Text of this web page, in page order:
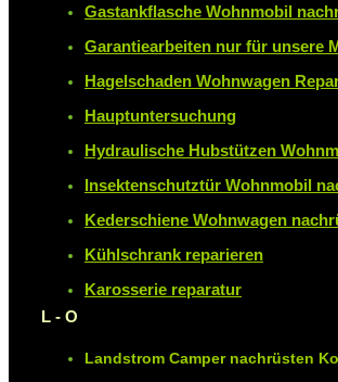
Gastankflasche Wohnmobil
Garantiearbeiten nur für unsere
Hagelschaden Wohnwagen
Hauptuntersuchung
Hydraulische Hubstützen
Insektenschutztür Wohnmobil
Kederschiene Wohnwagen
Kühlschrank reparieren
Karosserie reparatur
L - O
Landstrom Camper nachrüsten